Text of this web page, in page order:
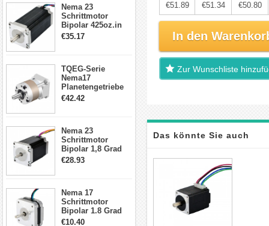
Nema 23
Schrittmotor
Bipolar 425oz.in
4.2A 57x57x114mm
€35.17
TQEG-Serie
Nema17
Planetengetriebe
5:1 Spiel 15Arc-
€42.42
Nema 23
Schrittmotor
Bipolar 1,8 Grad
2,83Nm 4 A 2,26V
€28.93
Nema 17
Schrittmotor
Bipolar 1.8 Grad
8.7Ncm 1A 3.5V 4
€10.40
€51.89 €51.34 €50.80
In den
Zur Wunschliste
Das könnte Sie auch
interessieren